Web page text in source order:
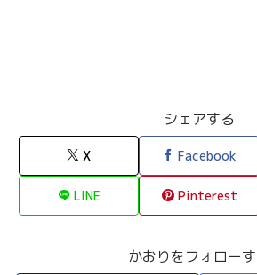
シェアする
X Facebook
LINE Pinterest
かおりをフォロー